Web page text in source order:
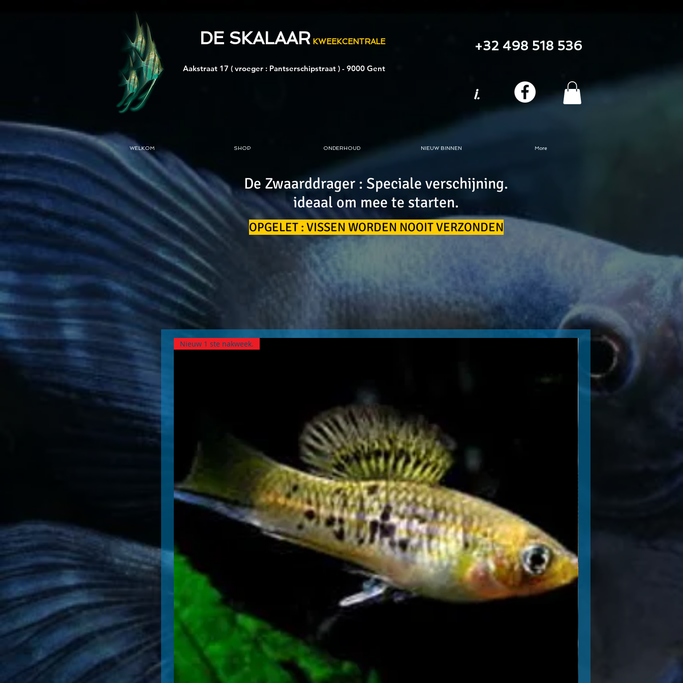
DE SKALAAR KWEEKCENTRALE
Aakstraat 17 ( vroeger : Pantserschipstraat ) - 9000 Gent
+32 498 518 536
i.
WELKOM SHOP ONDERHOUD NIEUW BINNEN More
De Zwaarddrager : Speciale verschijning.
ideaal om mee te starten.
OPGELET : VISSEN WORDEN NOOIT VERZONDEN
Nieuw 1 ste nakweek.